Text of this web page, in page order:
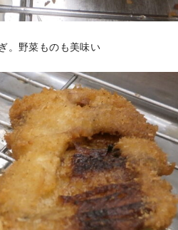
。野菜ものも美味い